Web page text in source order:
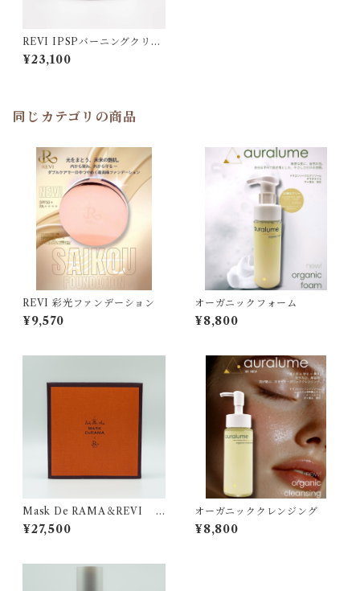
REVI IPSPバーニングクリー
ム
¥23,100
同じカテゴリの商品
REVI 彩光ファンデーション
¥9,570
オーガニックフォーム
¥8,800
Mask De RAMA＆REVI C
ream Wrapping Mask
¥27,500
オーガニッククレンジング
¥8,800